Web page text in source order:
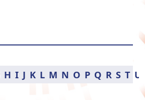
H I J K L M N O P Q R S T U